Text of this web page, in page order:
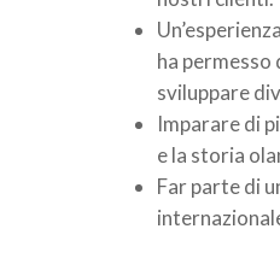
ha permesso
sviluppare
Imparare di
e la storia
Far parte di